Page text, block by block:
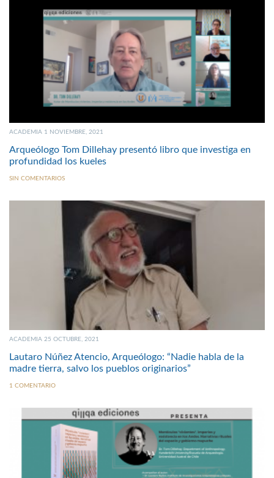
ACADEMIA 1 NOVIEMBRE, 2021
Arqueólogo Tom Dillehay presentó libro que investiga en
profundidad los kueles
SIN COMENTARIOS
ACADEMIA 25 OCTUBRE, 2021
Lautaro Núñez Atencio, Arqueólogo: “Nadie habla de la
madre tierra, salvo los pueblos originarios”
1 COMENTARIO